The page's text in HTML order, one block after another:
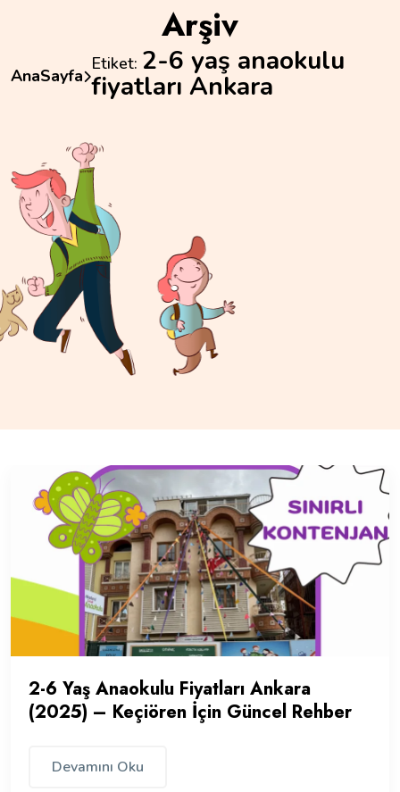
Arşiv
AnaSayfa
Etiket: 2-6 yaş anaokulu
fiyatları Ankara
2-6 Yaş Anaokulu Fiyatları Ankara
(2025) – Keçiören İçin Güncel Rehber
Devamını Oku